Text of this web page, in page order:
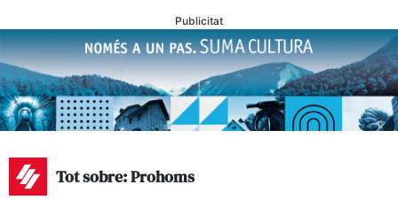
Publicitat
Tot sobre: Prohoms